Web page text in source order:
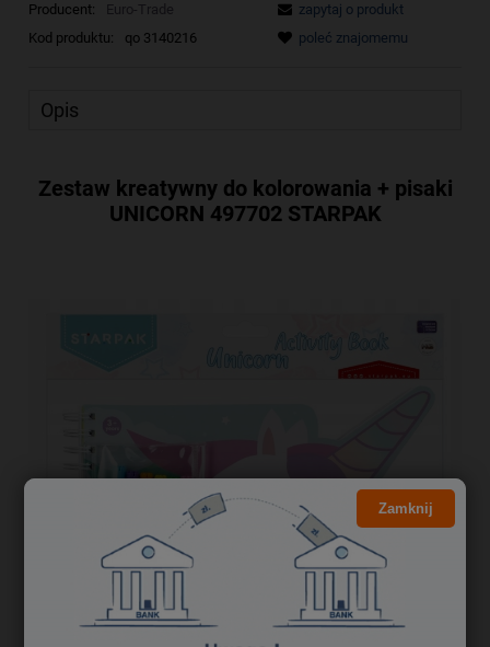
Producent:
Euro-Trade
Kod produktu:
qo 3140216
zapytaj o produkt
poleć znajomemu
Opis
Zestaw kreatywny do kolorowania + pisaki
UNICORN 497702 STARPAK
Zamknij